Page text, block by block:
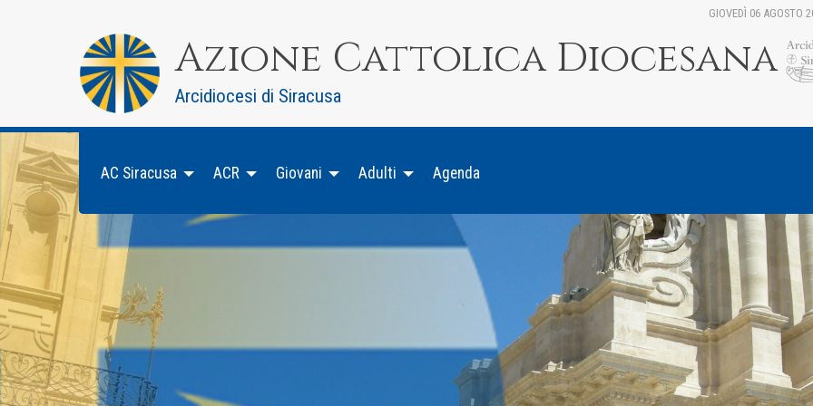
GIOVEDÌ 06 AGOSTO
Azione Cattolica Diocesana
Arcidiocesi di Siracusa
AC Siracusa ACR Giovani Adulti Agenda